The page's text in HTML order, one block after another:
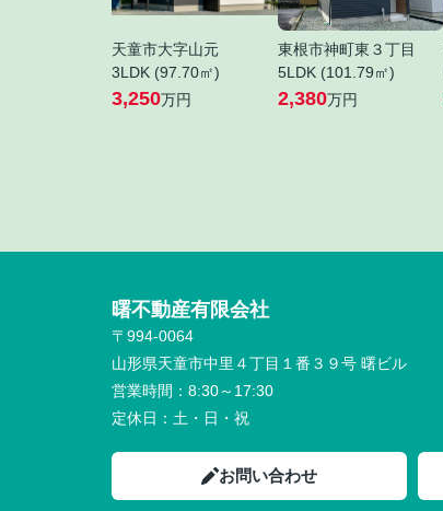
天童市大字山元
3LDK (97.70㎡)
3,250万円
東根市神町東３丁目
5LDK (101.79㎡)
2,380万円
曙不動産有限会社
〒994-0064
山形県天童市中里４丁目１番３９号 曙ビル
営業時間： 8:30～17:30
定休日： 土・日・祝
お問い合わせ